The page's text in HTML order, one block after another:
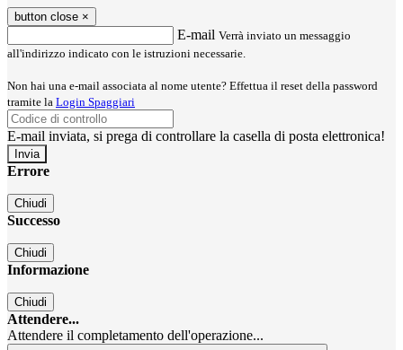
button close ×
E-mail Verrà inviato un messaggio
all'indirizzo indicato con le istruzioni necessarie.
Non hai una e-mail associata al nome utente? Effettua il reset della password
tramite la Login Spaggiari
E-mail inviata, si prega di controllare la casella di posta elettronica!
Errore
Chiudi
Successo
Chiudi
Informazione
Chiudi
Attendere...
Attendere il completamento dell'operazione...